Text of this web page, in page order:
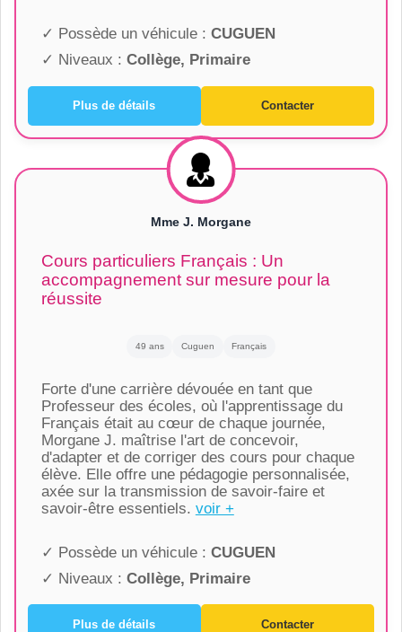
✓ Possède un véhicule : CUGUEN
✓ Niveaux : Collège, Primaire
Plus de détails Contacter
Mme J. Morgane
Cours particuliers Français : Un
accompagnement sur mesure pour la
réussite
49 ans Cuguen Français
Forte d'une carrière dévouée en tant que
Professeur des écoles, où l'apprentissage du
Français était au cœur de chaque journée,
Morgane J. maîtrise l'art de concevoir,
d'adapter et de corriger des cours pour chaque
élève. Elle offre une pédagogie personnalisée,
axée sur la transmission de savoir-faire et
savoir-être essentiels. voir +
✓ Possède un véhicule : CUGUEN
✓ Niveaux : Collège, Primaire
Plus de détails Contacter